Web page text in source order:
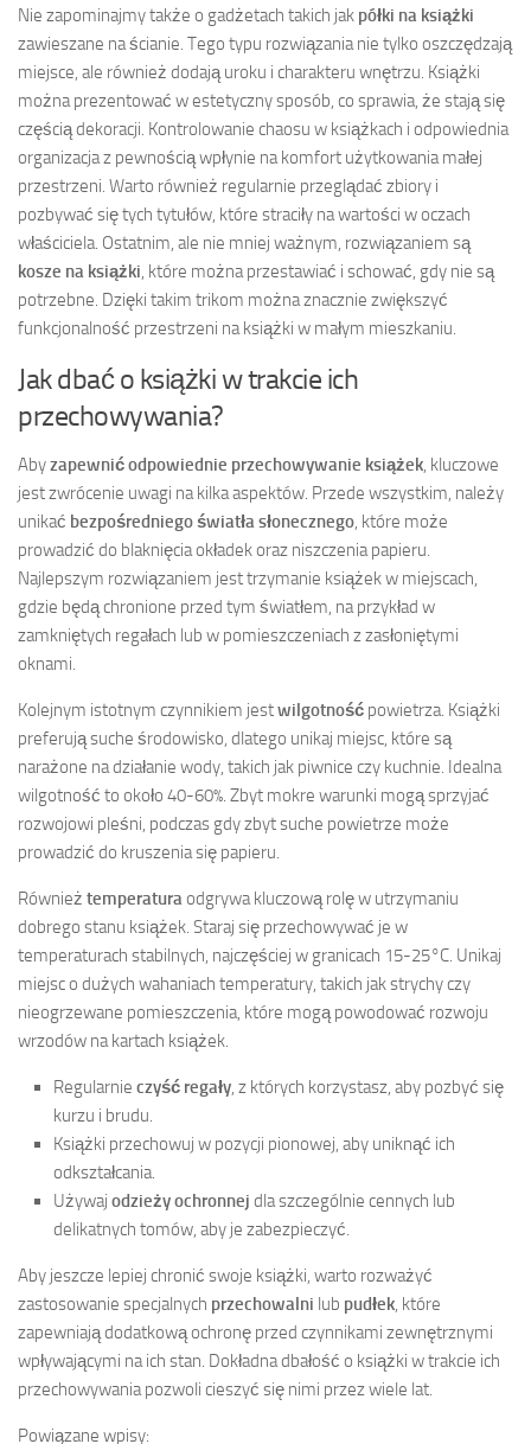
Nie zapominajmy także o gadżetach takich jak półki na książki
zawieszane na ścianie. Tego typu rozwiązania nie tylko oszczędzają
miejsce, ale również dodają uroku i charakteru wnętrzu. Książki
można prezentować w estetyczny sposób, co sprawia, że stają się
częścią dekoracji. Kontrolowanie chaosu w książkach i odpowiednia
organizacja z pewnością wpłynie na komfort użytkowania małej
przestrzeni. Warto również regularnie przeglądać zbiory i
pozbywać się tych tytułów, które straciły na wartości w oczach
właściciela. Ostatnim, ale nie mniej ważnym, rozwiązaniem są
kosze na książki, które można przestawiać i schować, gdy nie są
potrzebne. Dzięki takim trikom można znacznie zwiększyć
funkcjonalność przestrzeni na książki w małym mieszkaniu.
Jak dbać o książki w trakcie ich
przechowywania?
Abyzapewnić odpowiednie przechowywanie książek, kluczowe
jest zwrócenie uwagi na kilka aspektów. Przede wszystkim, należy
unikać bezpośredniego światła słonecznego, które może
prowadzić do blaknięcia okładek oraz niszczenia papieru.
Najlepszym rozwiązaniem jest trzymanie książek w miejscach,
gdzie będą chronione przed tym światłem, na przykład w
zamkniętych regałach lub w pomieszczeniach z zasłoniętymi
oknami.
Kolejnym istotnym czynnikiem jestwilgotność powietrza. Książki
preferują suche środowisko, dlatego unikaj miejsc, które są
narażone na działanie wody, takich jak piwnice czy kuchnie. Idealna
wilgotność to około 40-60%. Zbyt mokre warunki mogą sprzyjać
rozwojowi pleśni, podczas gdy zbyt suche powietrze może
prowadzić do kruszenia się papieru.
Również temperaturaodgrywa kluczową rolę w utrzymaniu
dobrego stanu książek. Staraj się przechowywać je w
temperaturach stabilnych, najczęściej w granicach 15-25°C. Unikaj
miejsc o dużych wahaniach temperatury, takich jak strychy czy
nieogrzewane pomieszczenia, które mogą powodować rozwoju
wrzodów na kartach książek.
Regularnie czyść regały, z których korzystasz, aby pozbyć się
kurzu i brudu.
Książki przechowuj w pozycji pionowej, aby uniknąć ich
odkształcania.
Używaj odzieży ochronnej dla szczególnie cennych lub
delikatnych tomów, aby je zabezpieczyć.
Aby jeszcze lepiej chronić swoje książki, warto rozważyć
zastosowanie specjalnych przechowalni lub pudłek, które
zapewniają dodatkową ochronę przed czynnikami zewnętrznymi
wpływającymi na ich stan. Dokładna dbałość o książki w trakcie ich
przechowywania pozwoli cieszyć się nimi przez wiele lat.
Powiązane wpisy: